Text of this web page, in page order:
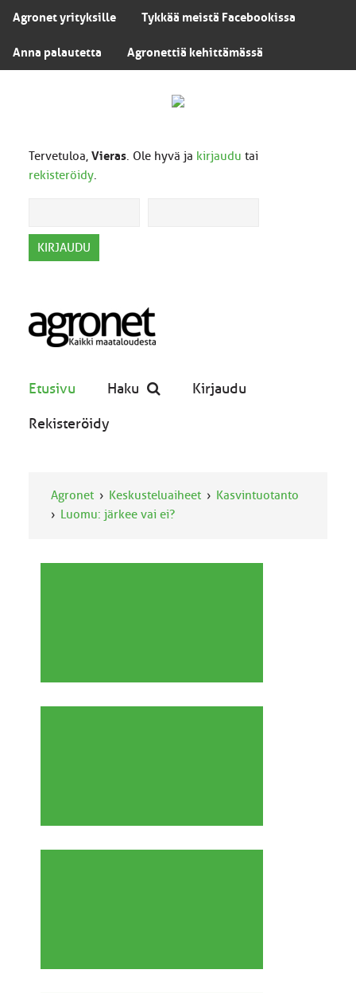
Agronet yrityksille Tykkää meistä Facebookissa
Anna palautetta Agronettiä kehittämässä
Tervetuloa, Vieras. Ole hyvä ja kirjaudu tai
rekisteröidy.
Etusivu Haku Kirjaudu
Rekisteröidy
Agronet Keskusteluaiheet
Kasvintuotanto
Luomu: järkee vai ei?